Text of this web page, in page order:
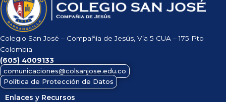
Colegio San José – Compañía de Jesús, Vía 5 CUA – 175 Pto
Colombia
(605) 4009133
comunicaciones@colsanjose.edu.co
Política de Protección de Datos
Enlaces y Recursos